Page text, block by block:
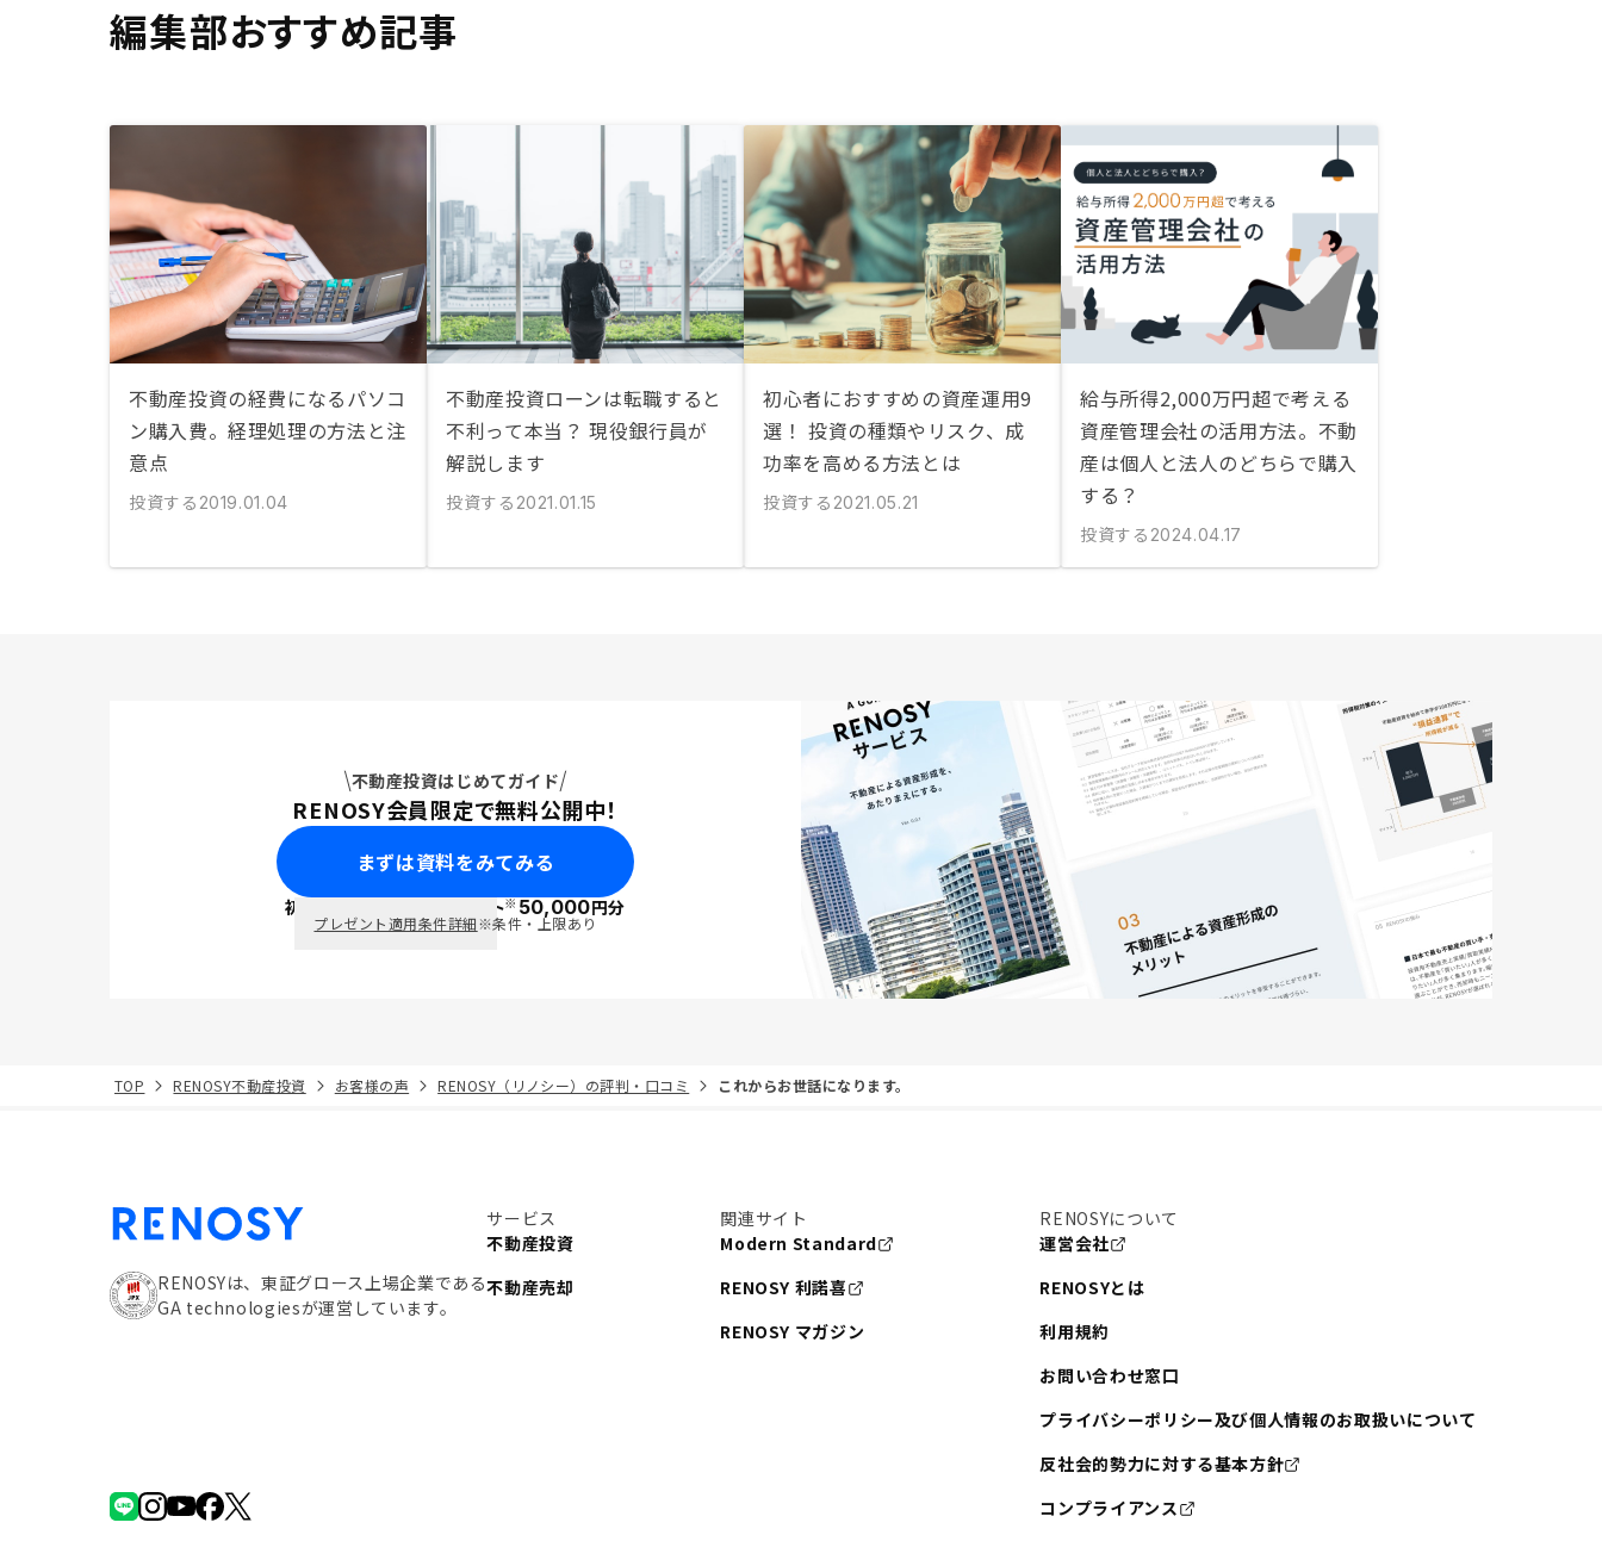
編集部おすすめ記事
不動産投資の経費になるパソコ
ン購入費。経理処理の方法と注
意点
投資する 2019.01.04
不動産投資ローンは転職すると
不利って本当？ 現役銀行員が
解説します
投資する 2021.01.15
初心者におすすめの資産運用9
選！ 投資の種類やリスク、成
功率を高める方法とは
投資する 2021.05.21
給与所得2,000万円超で考える
資産管理会社の活用方法。不動
産は個人と法人のどちらで購入
する？
投資する 2024.04.17
不動産投資はじめてガイド
RENOSY会員限定で無料公開中！
まずは資料をみてみる
初回面談で ポイント※50,000円分
プレゼント適用条件詳細※条件・上限あり
TOP RENOSY不動産投資 お客様の声 RENOSY（リノシー）の評判・口コミ これからお世話になります。
RENOSYは、東証グロース上場企業である
GA technologiesが運営しています。
サービス
不動産投資
不動産売却
関連サイト
Modern Standard
RENOSY 利諾喜
RENOSY マガジン
RENOSYについて
運営会社
RENOSYとは
利用規約
お問い合わせ窓口
プライバシーポリシー及び個人情報のお取扱いについて
反社会的勢力に対する基本方針
コンプライアンス